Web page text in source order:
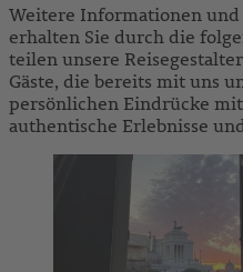
Weitere Informationen
erhalten Sie durch die
teilen unsere
Gäste, die bereits mit uns
persönlichen Eindrücke
authentische Erlebnisse